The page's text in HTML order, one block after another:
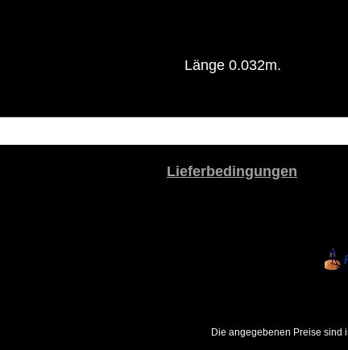
Länge 0.032m.
Lieferbedingungen
Die angegebenen Preise sind